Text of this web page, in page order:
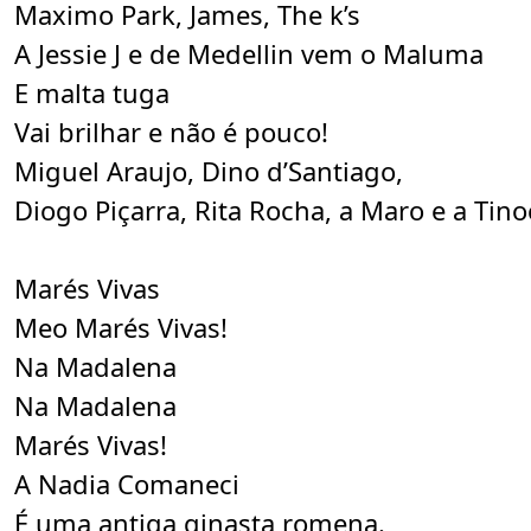
Maximo Park, James, The k’s
A Jessie J e de Medellin vem o Maluma
E malta tuga
Vai brilhar e não é pouco!
Miguel Araujo, Dino d’Santiago,
Diogo Piçarra, Rita Rocha, a Maro e a
Marés Vivas
Meo Marés Vivas!
Na Madalena
Na Madalena
Marés Vivas!
A Nadia Comaneci
É uma antiga ginasta romena.